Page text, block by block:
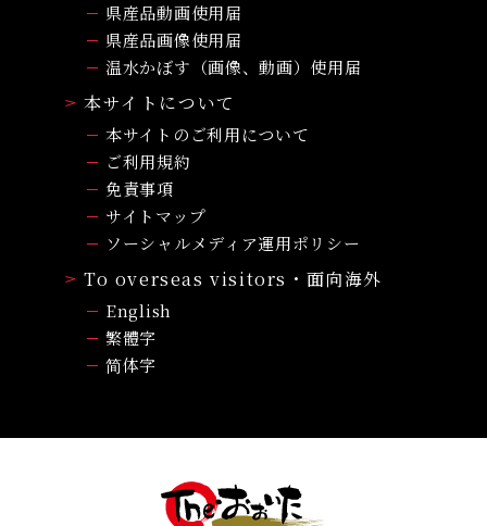
県産品動画使用届
県産品画像使用届
温水かぼす（画像、動画）使用届
本サイトについて
本サイトのご利用について
ご利用規約
免責事項
サイトマップ
ソーシャルメディア運用ポリシー
To overseas visitors・面向海外
English
繁體字
简体字